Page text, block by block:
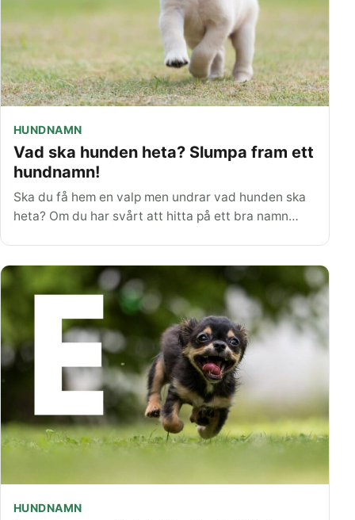
HUNDNAMN
Vad ska hunden heta? Slumpa fram ett
hundnamn!
Ska du få hem en valp men undrar vad hunden ska
heta? Om du har svårt att hitta på ett bra namn…
HUNDNAMN